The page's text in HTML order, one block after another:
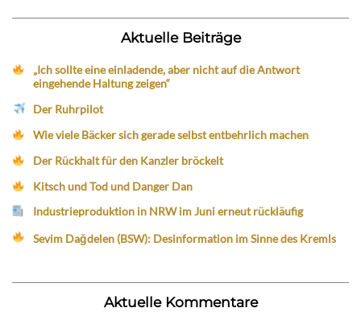
Aktuelle Beiträge
„Ich sollte eine einladende, aber nicht auf die Antwort
eingehende Haltung zeigen“
Der Ruhrpilot
Wie viele Bäcker sich gerade selbst entbehrlich machen
Der Rückhalt für den Kanzler bröckelt
Kitsch und Tod und Danger Dan
Industrieproduktion in NRW im Juni erneut rückläufig
Sevim Dağdelen (BSW): Desinformation im Sinne des Kremls
Aktuelle Kommentare